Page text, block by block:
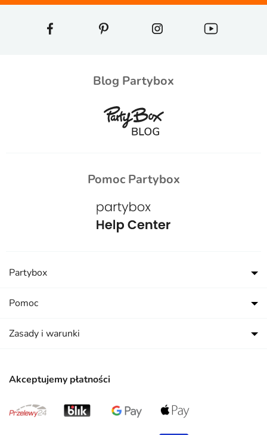
Blog Partybox
Pomoc Partybox
Akceptujemy płatności
Partybox
Pomoc
Zasady i warunki